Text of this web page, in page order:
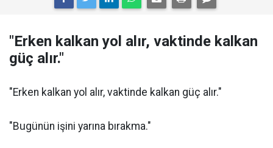
"Erken kalkan yol alır, vaktinde kalkan
güç alır."
"Erken kalkan yol alır, vaktinde kalkan güç alır."
"Bugünün işini yarına bırakma."